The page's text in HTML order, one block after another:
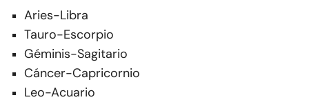
Aries-Libra
Tauro-Escorpio
Géminis-Sagitario
Cáncer-Capricornio
Leo-Acuario